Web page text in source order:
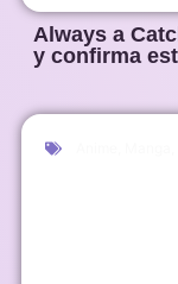
Always a
y confirma